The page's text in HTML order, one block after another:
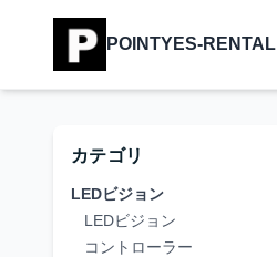
POINTYES-RENTAL
カテゴリ
LEDビジョン
LEDビジョン
コントローラー